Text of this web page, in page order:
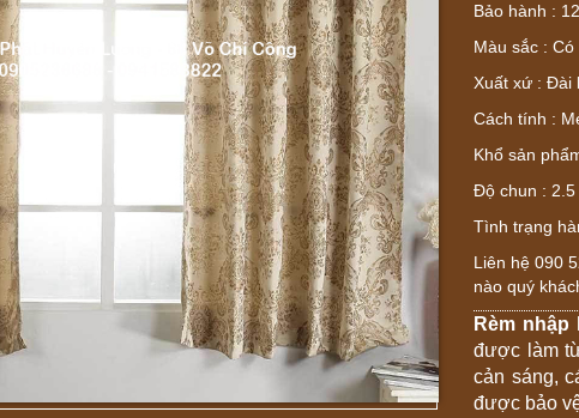
Bảo hành :
Màu sắc :
Xuất xứ : Đài
Cách tính :
Khổ sản
Độ chun : 2.5
Tình trạng
Liên hệ 090
nào quý
Rèm nhập
được làm
cản sáng,
được bảo